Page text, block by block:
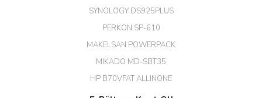
Diğer yorumları göster
SYNOLOGY DS925PLUS
PERKON SP-610
MAKELSAN POWERPACK
MIKADO MD-SBT35
HP B70VFAT ALLINONE